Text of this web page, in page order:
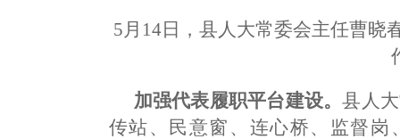
5月14日，县人大常委会主任曹晓
加强代表履职平台建设。县人
传站、民意窗、连心桥、监督岗